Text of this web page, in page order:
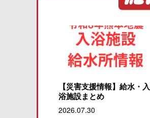
【災害支援情報】給水・入
浴施設まとめ
2026.07.30